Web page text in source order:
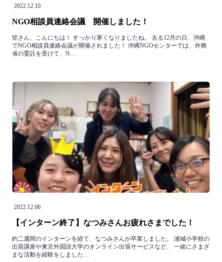
2022.12.10
NGO相談員連絡会議 開催しました！
皆さん、こんにちは！ すっかり寒くなりましたね。 去る12月の日、沖縄
でNGO相談員連絡会議が開催されました！ 沖縄NGOセンターでは、外務
省の委託を受けて、N…
2022.12.06
【インターン終了】なつみさんお疲れさまでした！
約二週間のインターンを経て、なつみさんが卒業しました。 浦城小学校の
出前講座や東京外国語大学のオンライン出張サービスなど、 一緒にさまざ
まな活動を経験をしました…